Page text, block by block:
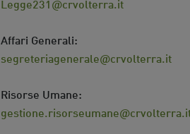
Affari Generali:
segreteriagenerale@crvolterra.it
Risorse Umane: